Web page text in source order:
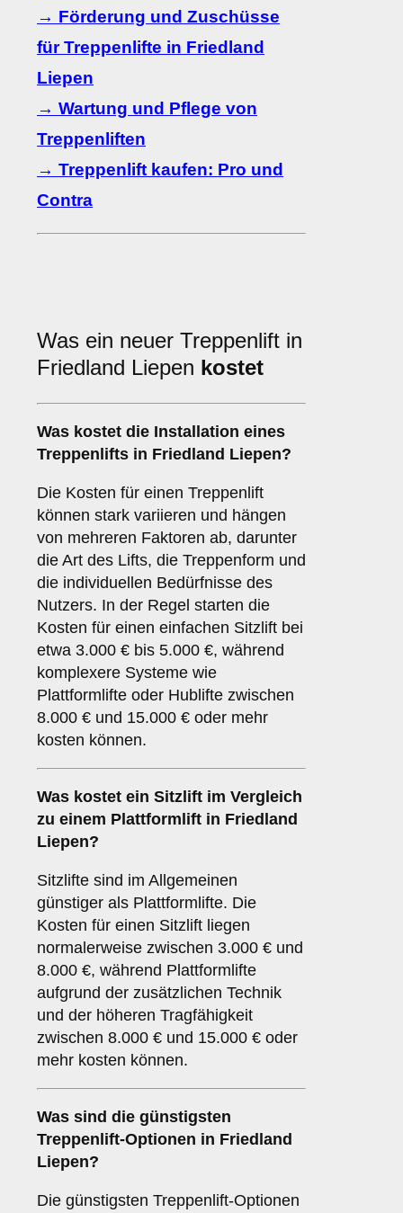
→ Förderung und Zuschüsse
für Treppenlifte in Friedland
Liepen
→ Wartung und Pflege von
Treppenliften
→ Treppenlift kaufen: Pro und
Contra
Was ein neuer Treppenlift in
Friedland Liepen kostet
Was kostet die Installation eines
Treppenlifts in Friedland Liepen?
Die Kosten für einen Treppenlift
können stark variieren und hängen
von mehreren Faktoren ab, darunter
die Art des Lifts, die Treppenform und
die individuellen Bedürfnisse des
Nutzers. In der Regel starten die
Kosten für einen einfachen Sitzlift bei
etwa 3.000 € bis 5.000 €, während
komplexere Systeme wie
Plattformlifte oder Hublifte zwischen
8.000 € und 15.000 € oder mehr
kosten können.
Was kostet ein Sitzlift im Vergleich
zu einem Plattformlift in Friedland
Liepen?
Sitzlifte sind im Allgemeinen
günstiger als Plattformlifte. Die
Kosten für einen Sitzlift liegen
normalerweise zwischen 3.000 € und
8.000 €, während Plattformlifte
aufgrund der zusätzlichen Technik
und der höheren Tragfähigkeit
zwischen 8.000 € und 15.000 € oder
mehr kosten können.
Was sind die günstigsten
Treppenlift-Optionen in Friedland
Liepen?
Die günstigsten Treppenlift-Optionen